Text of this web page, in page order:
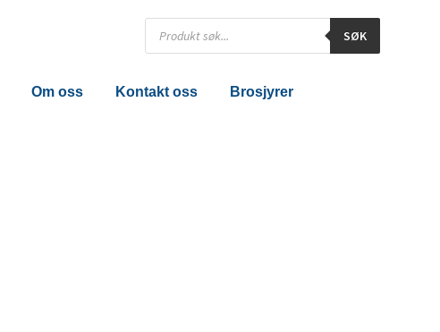
Products
search
SØK
Om oss Kontakt oss Brosjyrer